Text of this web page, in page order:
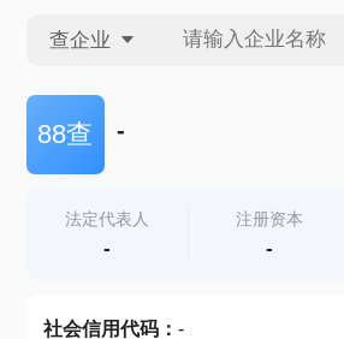
查企业
查企业
查产地
88查 -
法定代表人
-
注册资本
-
社会信用代码： -